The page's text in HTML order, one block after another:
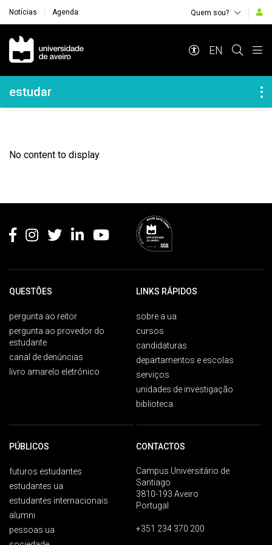
Notícias Agenda Quem sou?
Navegação Principal
EN
Navegação Lateral
estudar
No content to display
QUESTÕES
pergunta ao reitor
pergunta ao provedor do
estudante
canal de denúncias
livro amarelo eletrónico
LINKS RÁPIDOS
sobre a ua
cursos
candidaturas
departamentos e escolas
serviços
unidades de investigação
biblioteca
PÚBLICOS
futuros estudantes
estudantes ua
estudantes internacionais
alumni
pessoas ua
CONTACTOS
Campus Universitário de
Santiago
3810-193 Aveiro
Portugal
+351 234 370 200